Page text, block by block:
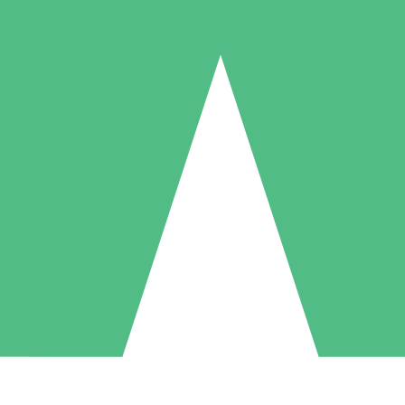
Individuella Kreditpaket
per användning med nedladdningskrediter. Inget månatligt åtagande
5 Nedladdningar
US$